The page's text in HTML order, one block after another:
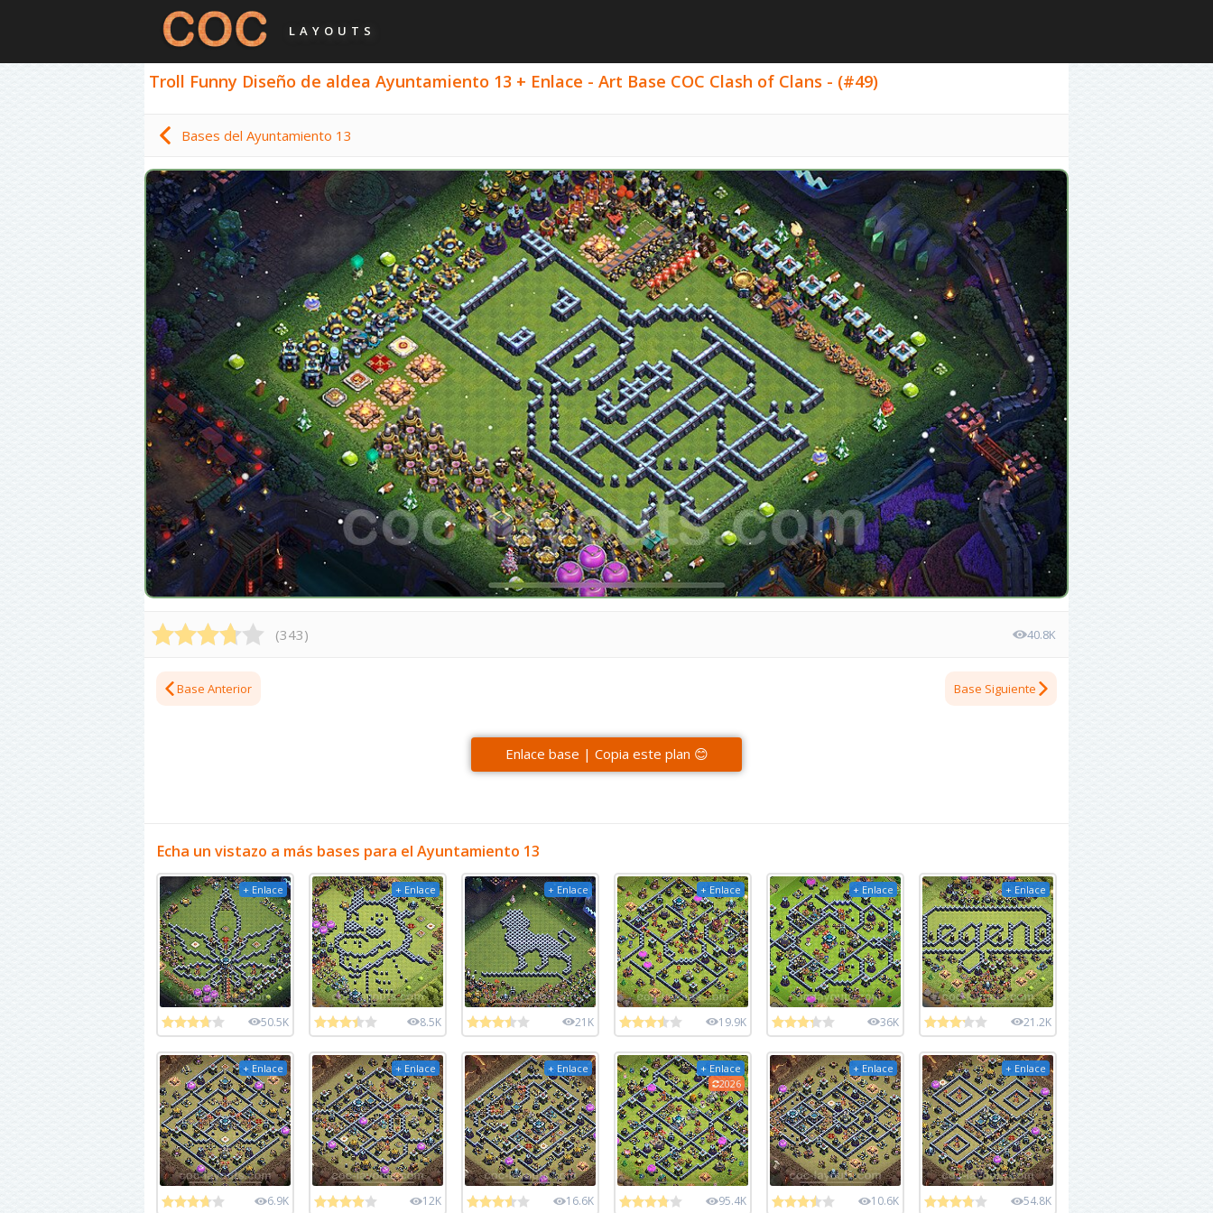
LAYOUTS
Troll Funny Diseño de aldea Ayuntamiento 13 + Enlace - Art Base COC Clash of Clans - (#49)
Bases del Ayuntamiento 13
(343) 40.8K
Base Anterior Base Siguiente
Enlace base | Copia este plan 😊
Echa un vistazo a más bases para el Ayuntamiento 13
+ Enlace
50.5K
+ Enlace
8.5K
+ Enlace
21K
+ Enlace
19.9K
+ Enlace
36K
+ Enlace
21.2K
+ Enlace
6.9K
+ Enlace
12K
+ Enlace
16.6K
+ Enlace
2026
95.4K
+ Enlace
10.6K
+ Enlace
54.8K